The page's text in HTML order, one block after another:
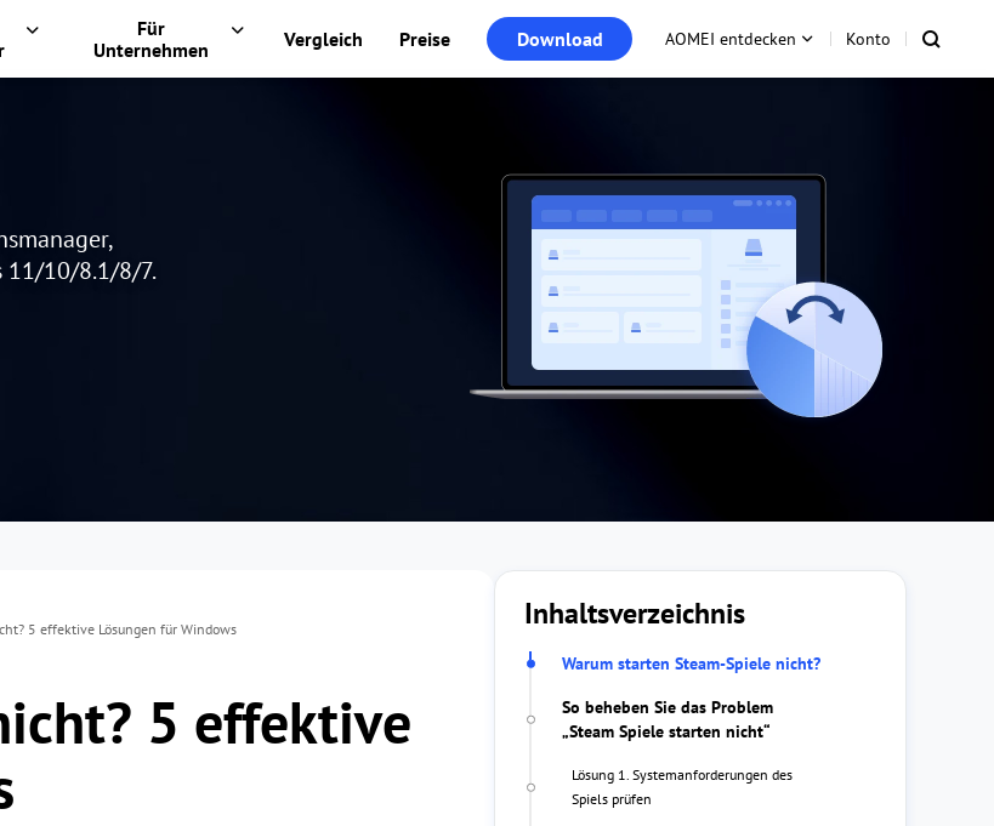
Für
Unternehmen
Vergleich Preise Download AOMEI entdecken Konto
11/10/8.1/8/7.
5 effektive Lösungen für Windows
5 effektive
Inhaltsverzeichnis
Warum starten Steam-Spiele nicht?
So beheben Sie das Problem
„Steam Spiele starten nicht“
Lösung 1. Systemanforderungen des
Spiels prüfen